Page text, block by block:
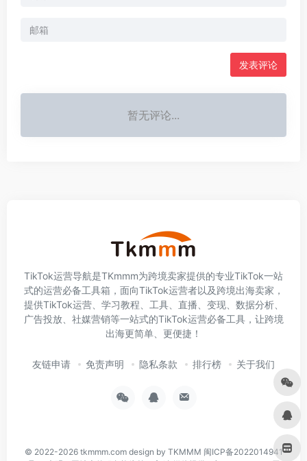
发表评论
暂无评论...
TikTok运营导航是TKmmm为跨境卖家提供的专业TikTok一站
式的运营必备工具箱，面向TikTok运营者以及跨境出海卖家，
提供TikTok运营、学习教程、工具、直播、变现、数据分析、
广告投放、社媒营销等一站式的TikTok运营必备工具，让跨境
出海更简单、更便捷！
友链申请 免责声明 隐私条款 排行榜 关于我们
© 2022-2026 tkmmm.comdesign by TKMMM 闽ICP备2022014941